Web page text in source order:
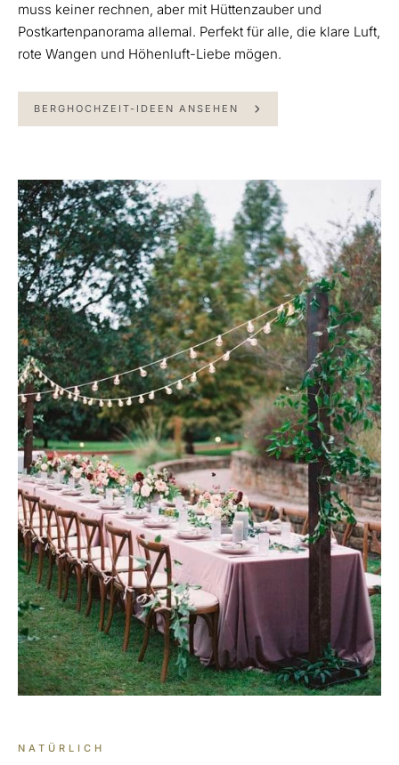
muss keiner rechnen, aber mit Hüttenzauber und
Postkartenpanorama allemal. Perfekt für alle, die klare Luft,
rote Wangen und Höhenluft-Liebe mögen.
BERGHOCHZEIT-IDEEN ANSEHEN
NATÜRLICH